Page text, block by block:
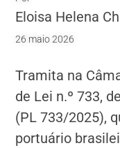
Eloisa Helena
26 maio 2026
Tramita na
de Lei n.º 733,
(PL 733/2025),
portuário